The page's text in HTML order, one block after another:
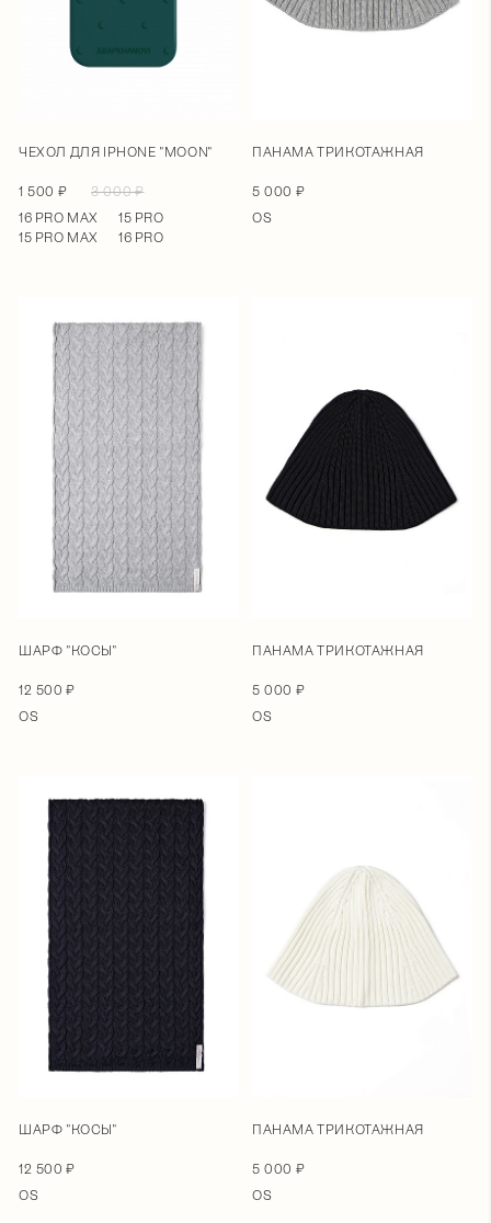
ЧЕХОЛ ДЛЯ IPHONE "MOON"
1 500 ₽
3 000 ₽
16 PRO MAX
15 PRO
15 PRO MAX
16 PRO
ПАНАМА ТРИКОТАЖНАЯ
5 000 ₽
OS
ШАРФ "КОСЫ"
12 500 ₽
OS
ПАНАМА ТРИКОТАЖНАЯ
5 000 ₽
OS
ШАРФ "КОСЫ"
12 500 ₽
OS
ПАНАМА ТРИКОТАЖНАЯ
5 000 ₽
OS